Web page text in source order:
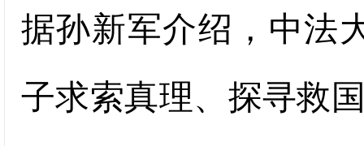
据孙新军介绍，中法
子求索真理、探寻救